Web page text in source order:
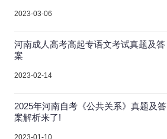
2023-03-06
河南成人高考高起专语文考试真题及答
案
2023-02-14
2025年河南自考《公共关系》真题及答
案解析来了!